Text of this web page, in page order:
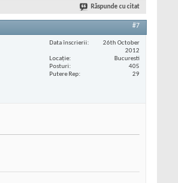
Răspunde cu citat
#7
Data înscrierii
26th October
2012
Locaţie
Bucuresti
Posturi
405
Putere Rep
29